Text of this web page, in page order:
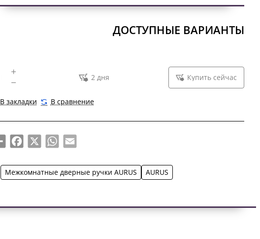
ДОСТУПНЫЕ ВАРИАНТЫ
2 дня Купить сейчас
В закладки В сравнение
ShareFacebook
X WhatsApp
Email
Межкомнатные дверные ручки AURUS AURUS